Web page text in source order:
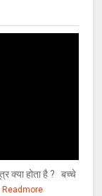
क्या होता है ? बच्चे
Readmore